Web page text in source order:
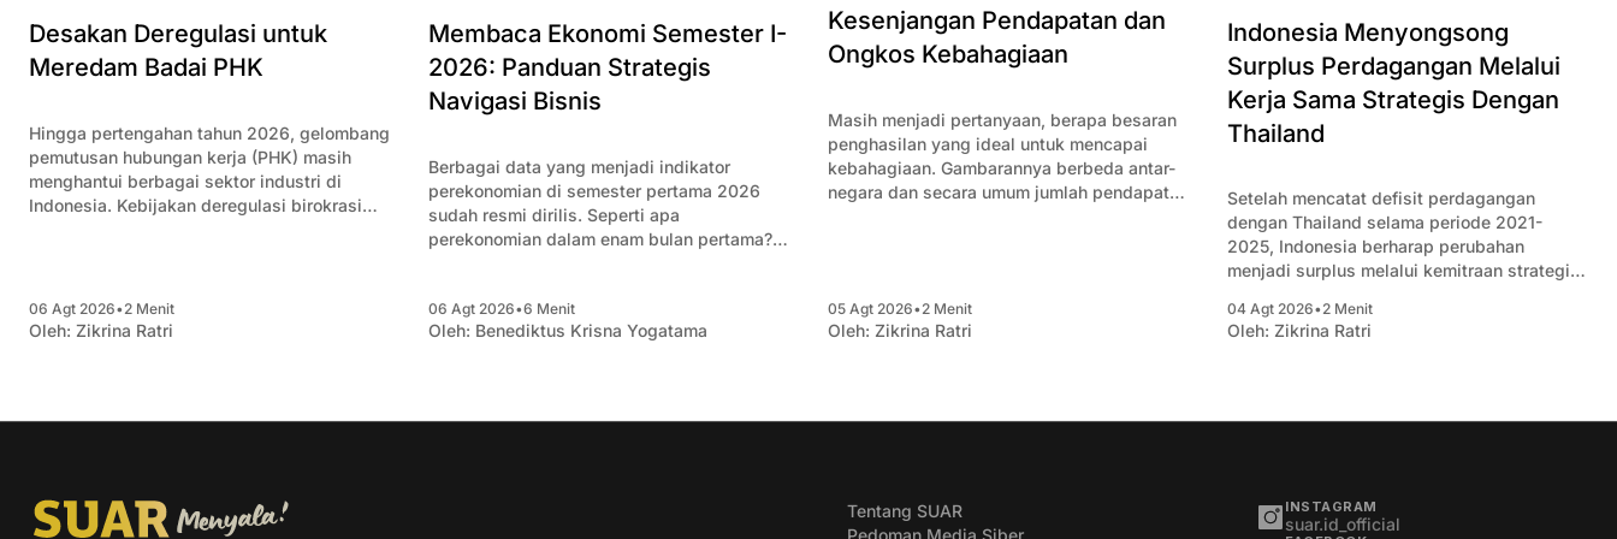
Desakan Deregulasi untuk
Meredam Badai PHK
Hingga pertengahan tahun 2026, gelombang
pemutusan hubungan kerja (PHK) masih
menghantui berbagai sektor industri di
Indonesia. Kebijakan deregulasi birokrasi
06 Agt 2026•2 Menit
Oleh: Zikrina Ratri
Membaca Ekonomi Semester I-
2026: Panduan Strategis
Navigasi Bisnis
Berbagai data yang menjadi indikator
perekonomian di semester pertama 2026
sudah resmi dirilis. Seperti apa
perekonomian dalam enam bulan pertama?
bagi pengusaha.
06 Agt 2026•6 Menit
Oleh: Benediktus Krisna Yogatama
Kesenjangan Pendapatan dan
Ongkos Kebahagiaan
Masih menjadi pertanyaan, berapa besaran
penghasilan yang ideal untuk mencapai
kebahagiaan. Gambarannya berbeda antar-
negara dan secara umum jumlah pendapatan
05 Agt 2026•2 Menit
Oleh: Zikrina Ratri
Indonesia Menyongsong
Surplus Perdagangan Melalui
Kerja Sama Strategis Dengan
Thailand
Setelah mencatat defisit perdagangan
dengan Thailand selama periode 2021-
2025, Indonesia berharap perubahan
menjadi surplus melalui kemitraan strategis
04 Agt 2026•2 Menit
Oleh: Zikrina Ratri
Tentang SUAR
INSTAGRAM
suar.id_official